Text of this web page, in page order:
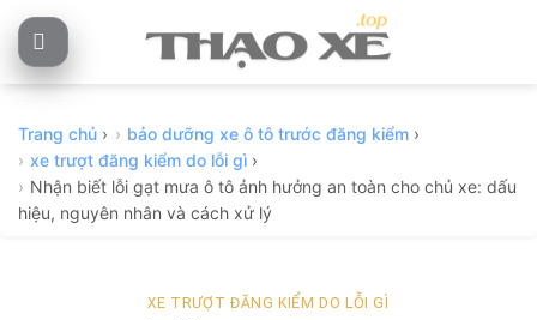
Skip
to
Trang chủ › bảo dưỡng xe ô tô trước đăng kiểm ›
xe trượt đăng kiểm do lỗi gì ›
Nhận biết lỗi gạt mưa ô tô ảnh hưởng an toàn cho chủ xe: dấu
hiệu, nguyên nhân và cách xử lý
XE TRƯỢT ĐĂNG KIỂM DO LỖI GÌ